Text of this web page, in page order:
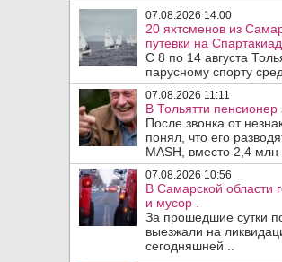
07.08.2026 14:00
20 яхтсменов из
путевки на
С 8 по 14 августа
парусному спорту
07.08.2026 11:11
В Тольятти
После звонка от
понял, что его
MASH, вместо 2,4 млн
07.08.2026 10:56
В Самарской области
и мусор .
За прошедшие сутки
выезжали на
сегодняшней ..